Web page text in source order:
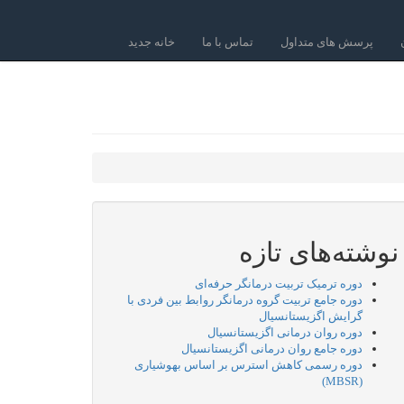
پرسش های متداول تماس با ما خانه جدید
نوشته‌های تازه
دوره ترمیک تربیت درمانگر حرفه‌ای
دوره جامع تربیت گروه درمانگر روابط بین فردی با
گرایش اگزیستانسیال
دوره روان درمانی اگزیستانسیال
دوره جامع روان درمانی اگزیستانسیال
دوره رسمی کاهش استرس بر اساس بهوشیاری
(MBSR)